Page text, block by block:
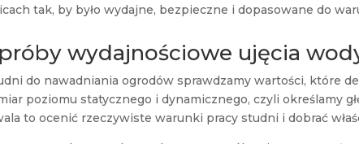
tak, by było wydajne, bezpieczne i dopasowane do
wydajnościowe ujęcia
do nawadniania ogrodów sprawdzamy wartości, które
poziomu statycznego i dynamicznego, czyli określamy
to ocenić rzeczywiste warunki pracy studni i dobrać